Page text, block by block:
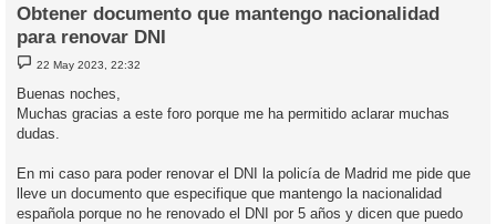
Obtener documento que mantengo nacionalidad
para renovar DNI
M
e
s
a
e
22 May 2023, 22:32
Buenas noches,
Muchas gracias a este foro porque me ha permitido aclarar muchas
dudas.
En mi caso para poder renovar el DNI la policía de Madrid me pide que
lleve un documento que especifique que mantengo la nacionalidad
española porque no he renovado el DNI por 5 años y dicen que puedo